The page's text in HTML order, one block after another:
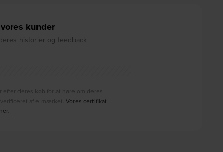
kunder
historier og feedback
deres køb for at høre om deres
af e-mærket. Vores certifikat
.